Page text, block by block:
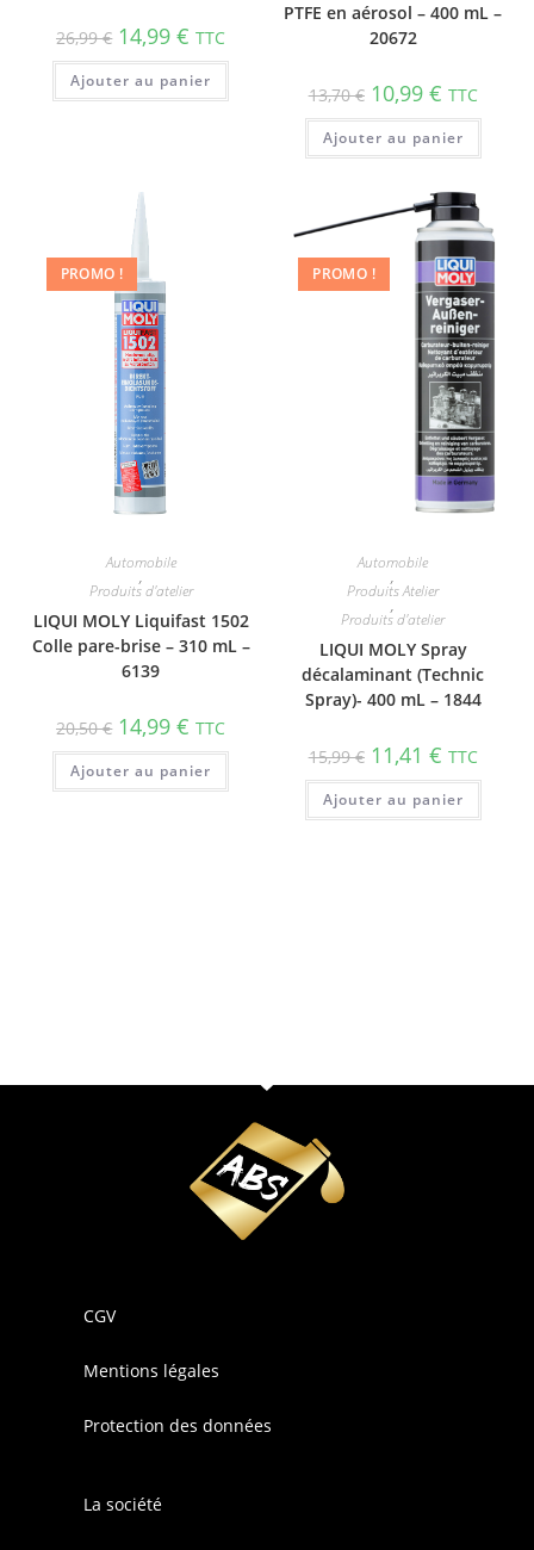
26,99€ 14,99€ TTC
Ajouter au panier
PTFE en aérosol – 400 mL –
20672
13,70€ 10,99 € TTC
Ajouter au panier
PROMO !
Automobile
,
Produits d'atelier
LIQUI MOLY Liquifast 1502
Colle pare-brise – 310 mL –
6139
20,50€ 14,99€ TTC
Ajouter au panier
PROMO !
Automobile
,
Produits Atelier
,
Produits d'atelier
LIQUI MOLY Spray
décalaminant (Technic
Spray)- 400 mL – 1844
15,99€ 11,41 € TTC
Ajouter au panier
CGV
Mentions légales
Protection des données
La société